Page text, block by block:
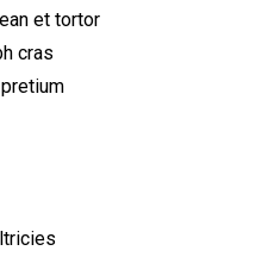
et tortor
cras